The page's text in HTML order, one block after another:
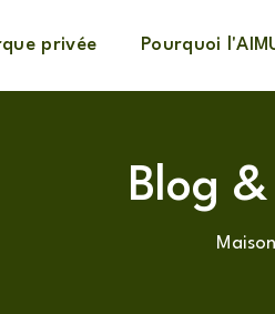
privée Pourquoi
Blog
Maison